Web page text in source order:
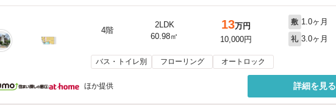
4階
2LDK
60.98㎡
13万円
10,000円
敷 1.0ヶ月
礼 3.0ヶ月
バス・トイレ別 フローリング オートロック
ほか提供 詳細を見る